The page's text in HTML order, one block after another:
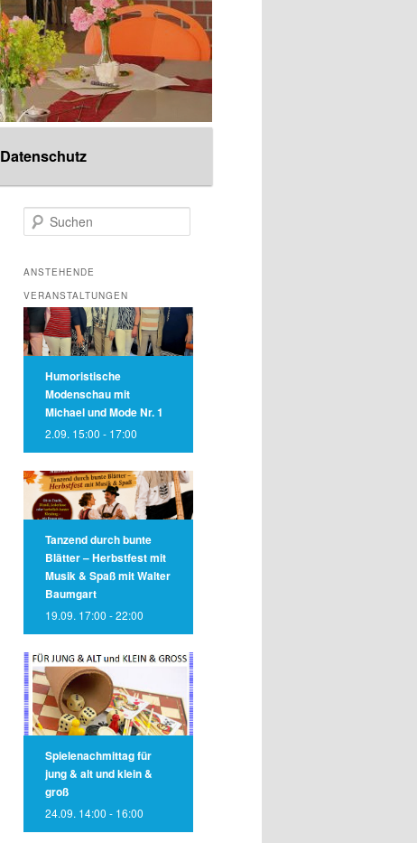
Datenschutz
u
h
n
ANSTEHENDE
VERANSTALTUNGEN
Humoristische
Modenschau mit
Michael und Mode Nr. 1
2.09. 15:00 - 17:00
Tanzend durch bunte
Blätter – Herbstfest mit
Musik & Spaß mit Walter
Baumgart
19.09. 17:00 -22:00
Spielenachmittag für
jung & alt und klein &
groß
24.09. 14:00 - 16:00